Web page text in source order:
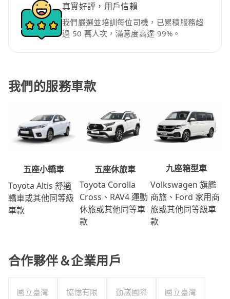
真實好評，用戶信賴
我們嚴選並培訓每位司機，已累積服務超
過 50 萬人次，滿意度高達 99%。
我們的服務車款
五座小轎車
Toyota Altis 舒適
轎車或其他同等級
車款
五座休旅車
Toyota Corolla
Cross、RAV4 運動
休旅或其他同等車
款
九座箱型車
Volkswagen 旗艦
商旅、Ford 家用商
旅或其他同等級車
款
合作夥伴＆企業用戶
國立臺灣
協憶有限
勤崴國際
國立臺灣